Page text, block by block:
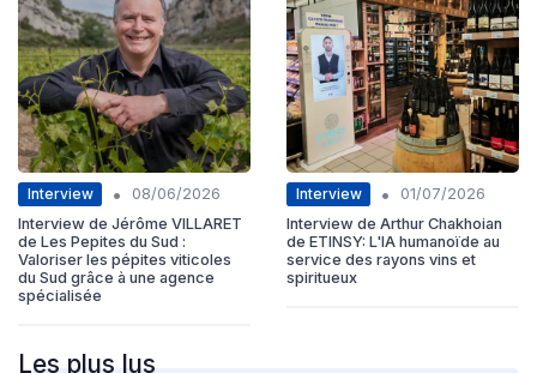
Interview •
08/06/2026
Interview de Jérôme VILLARET
de Les Pepites du Sud :
Valoriser les pépites viticoles
du Sud grâce à une agence
spécialisée
Interview •
01/07/2026
Interview de Arthur Chakhoian
de ETINSY: L'IA humanoïde au
service des rayons vins et
spiritueux
Les plus lus